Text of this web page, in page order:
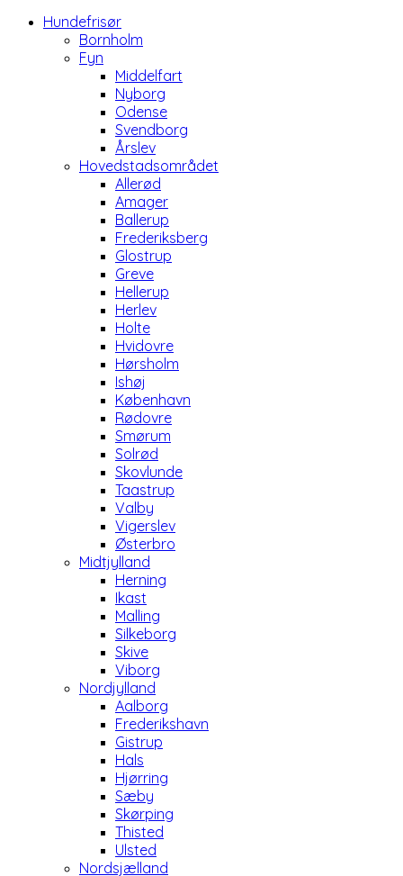
Hundefrisør
Bornholm
Fyn
Middelfart
Nyborg
Odense
Svendborg
Årslev
Hovedstadsområdet
Allerød
Amager
Ballerup
Frederiksberg
Glostrup
Greve
Hellerup
Herlev
Holte
Hvidovre
Hørsholm
Ishøj
København
Rødovre
Smørum
Solrød
Skovlunde
Taastrup
Valby
Vigerslev
Østerbro
Midtjylland
Herning
Ikast
Malling
Silkeborg
Skive
Viborg
Nordjylland
Aalborg
Frederikshavn
Gistrup
Hals
Hjørring
Sæby
Skørping
Thisted
Ulsted
Nordsjælland